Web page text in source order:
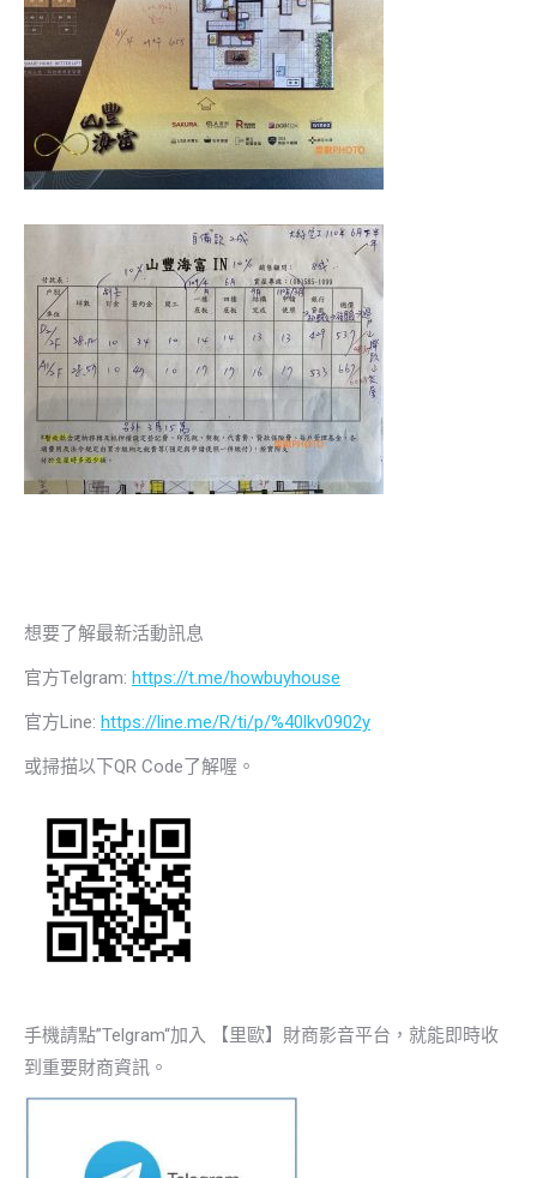
想要了解最新活動訊息
官方Telgram: https://t.me/howbuyhouse
官方Line: https://line.me/R/ti/p/%40lkv0902y
或掃描以下QR Code了解喔。
手機請點”Telgram“加入 【里歐】財商影音平台，就能即時收
到重要財商資訊。